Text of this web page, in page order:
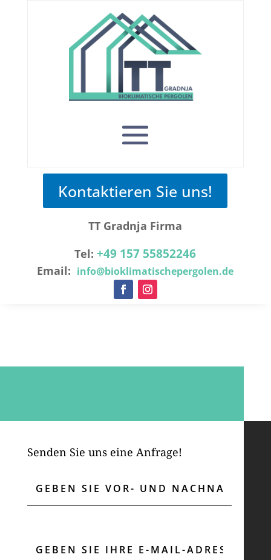
Kontaktieren Sie uns!
TT Gradnja Firma
Tel: +49 157 55852246
Email: info@bioklimatischepergolen.de
Senden Sie uns eine Anfrage!